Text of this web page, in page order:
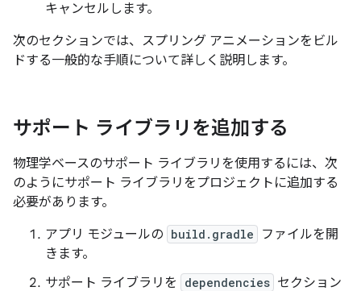
キャンセルします。
次のセクションでは、スプリング アニメーションをビル
ドする一般的な手順について詳しく説明します。
サポート ライブラリを追加する
物理学ベースのサポート ライブラリを使用するには、次
のようにサポート ライブラリをプロジェクトに追加する
必要があります。
アプリ モジュールの build.gradle
ファイルを開
きます。
サポート ライブラリを
dependencies セクション